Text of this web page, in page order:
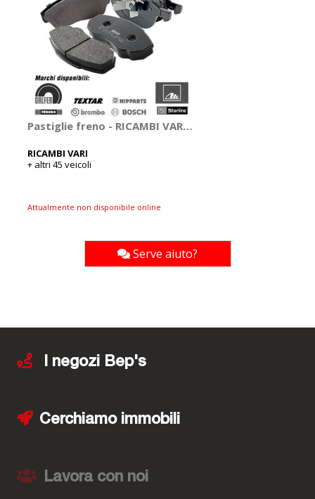
Pastiglie freno - RICAMBI VARI Alfa Romeo, Audi,
RICAMBI VARI
+ altri 45 veicoli
Attualmente non disponibile online
Serve aiuto?
I negozi Bep's
Cerchiamo immobili
Lavora con noi